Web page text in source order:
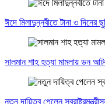
ঈদে মিলাদুন্নবীতে টানা ৩ দিনের
সালমান শাহ হত্যা মামলায় ডন
নতুন দায়িত্ব পেলেন